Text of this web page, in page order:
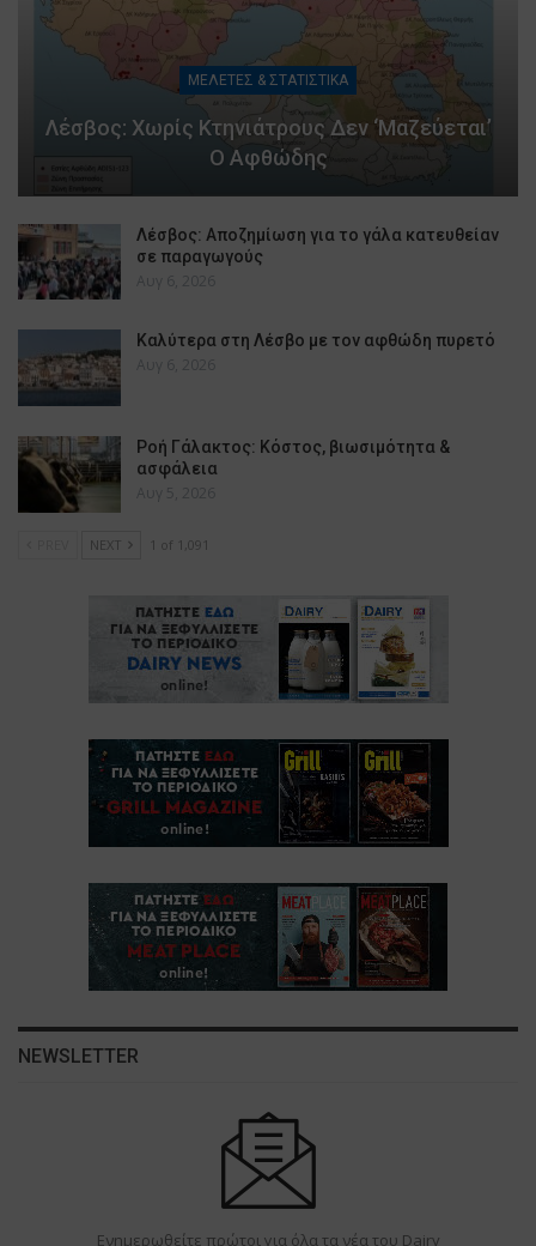
ΜΕΛΕΤΕΣ & ΣΤΑΤΙΣΤΙΚΑ
Λέσβος: Χωρίς Κτηνιάτρους Δεν ‘μαζεύεται’
Ο Αφθώδης
Λέσβος: Αποζημίωση για το γάλα κατευθείαν
σε παραγωγούς
Αυγ 6, 2026
Καλύτερα στη Λέσβο με τον αφθώδη πυρετό
Αυγ 6, 2026
Ροή Γάλακτος: Κόστος, βιωσιμότητα &
ασφάλεια
Αυγ 5, 2026
NEXT 1 of 1,091
NEWSLETTER
Ενημερωθείτε πρώτοι για όλα τα νέα του Dairy